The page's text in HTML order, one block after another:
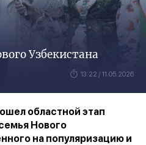
Узбекистана
13:22 / 11.05.2026
областной этап
Нового
на популяризацию и